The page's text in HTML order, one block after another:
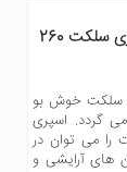
اسپری خوشبو کننده هوا مدل باربری سلکت 260
سلکت خوش بو
گردد. اسپری
را می توان در
های آرایشی و